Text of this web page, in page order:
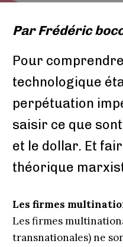
ParFrédéric
Pour
technologique
perpétuation
saisir ce que
et le dollar. Et
théorique
Les firmes
Les firmes
transnationales) ne